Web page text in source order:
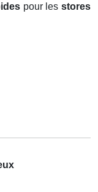
pour lesstores